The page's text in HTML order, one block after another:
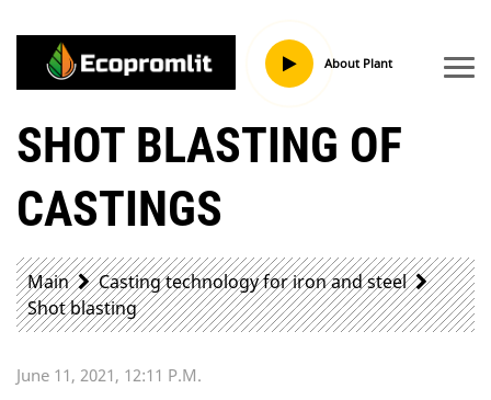
About Plant
SHOT BLASTING OF
CASTINGS
Main
Casting technology for iron and steel
Shot blasting
June 11, 2021, 12:11 P.m.